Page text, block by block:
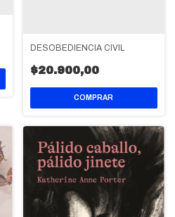
DESOBEDIENCIA CIVIL
$20.900,00